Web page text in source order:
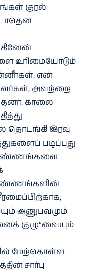
குரல்
உரிமையோடும்
என்
அவற்றை
காலை
தொடங்கி இரவு
படிப்பது
எண்ணங்களை
அனுபவமும்
குழு”வையும்
மேற்கொள்ள
சார்பு